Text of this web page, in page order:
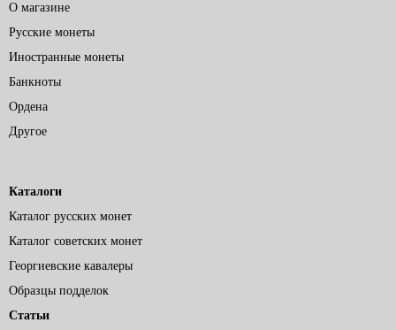
О магазине
Русские монеты
Иностранные монеты
Банкноты
Ордена
Другое
Каталоги
Каталог русских монет
Каталог советских монет
Георгиевские кавалеры
Образцы подделок
Статьи